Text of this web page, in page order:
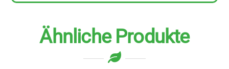
ml
Ähnliche Produkte